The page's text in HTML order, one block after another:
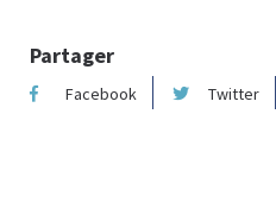
Partager
Facebook Twitter